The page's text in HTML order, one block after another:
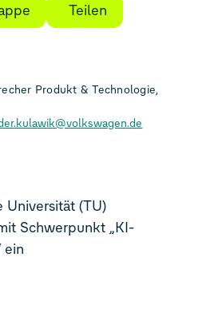
Teilen
Produkt & Technologie,
Universität (TU)
Schwerpunkt „KI-
ein